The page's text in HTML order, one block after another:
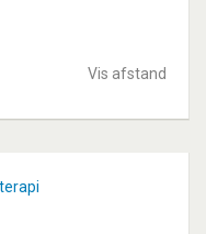
Vis afstand